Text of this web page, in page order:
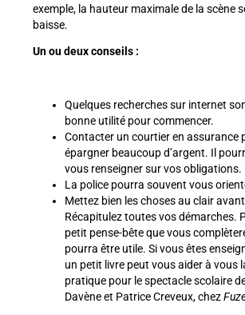
exemple, la hauteur maximale de la scène
baisse.
Un ou deux conseils :
Quelques recherches sur internet
bonne utilité pour commencer.
Contacter un courtier en assurance
épargner beaucoup d’argent. Il
vous renseigner sur vos obligations.
La police pourra souvent vous
Mettez bien les choses au clair
Récapitulez toutes vos démarches.
petit pense-bête que vous
pourra être utile. Si vous êtes
un petit livre peut vous aider à vous
pratique pour le spectacle scolaire
Davène et Patrice Creveux, chez